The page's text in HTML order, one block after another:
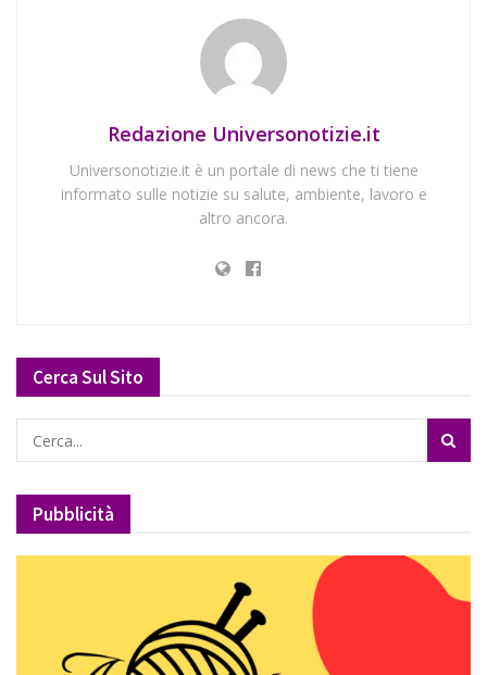
Redazione Universonotizie.it
Universonotizie.it è un portale di news che ti tiene
informato sulle notizie su salute, ambiente, lavoro e
altro ancora.
Cerca Sul Sito
Pubblicità